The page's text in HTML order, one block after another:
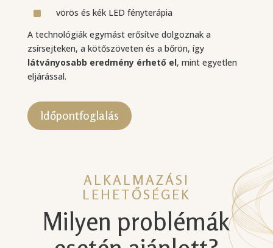
^
vörös és kék LED fényterápia
A technológiák egymást erősítve dolgoznak a
zsírsejteken, a kötőszöveten és a bőrön, így
látványosabb eredmény érhető el, mint egyetlen
eljárással.
Időpontfoglalás
ALKALMAZÁSI
LEHETŐSÉGEK
Milyen problémák